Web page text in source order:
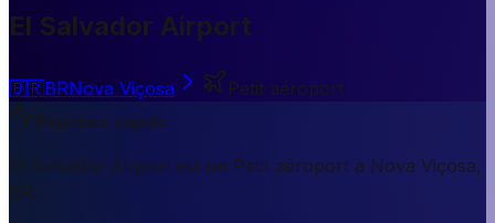
El Salvador Airport
🇧🇷BRNova Viçosa
Petit aéroport
Réponse rapide
El Salvador Airport est un Petit aéroport à Nova Viçosa,
BR.